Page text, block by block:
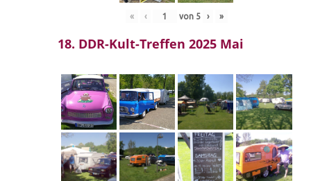
« ‹ von 5 › »
18. DDR-Kult-Treffen 2025 Mai